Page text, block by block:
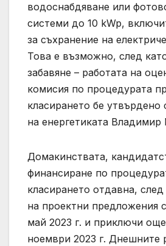
водоснабдяване или
системи до 10 kWp,
за съхранение на
Това е възможно, след
забавяне – работата на
комисия по процедурата
класирането бе утвърдено
на енергетиката
Домакинствата,
финансиране по
класирането отдавна,
на проектни предложения
май 2023 г. и приключи
ноември 2023 г. Днешните